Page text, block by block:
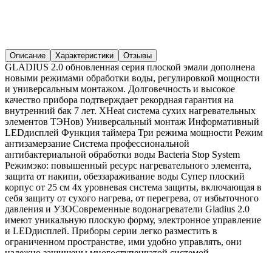
Описание Характеристики Отзывы
GLADIUS 2.0 обновленная серия плоской эмали дополнена
новыми режимами обработки воды, регулировкой мощности
и универсальным монтажом. Долговечность и высокое
качество прибора подтверждает рекордная гарантия на
внутренний бак 7 лет. XHeat система сухих нагревательных
элементов ТЭНов) Универсальный монтаж Информативный
LEDдисплей Функция таймера Три режима мощности Режим
антизамерзание Система профессиональной
антибактериальной обработки воды Bacteria Stop System
Режимэко: повышенный ресурс нагревательного элемента,
защита от накипи, обеззараживание воды Супер плоский
корпус от 25 см 4х уровневая система защиты, включающая в
себя защиту от сухого нагрева, от перегрева, от избыточного
давления и УЗОСовременные водонагреватели Gladius 2.0
имеют уникальную плоскую форму, электронное управление
и LEDдисплей. Приборы серии легко разместить в
ограниченном пространстве, ими удобно управлять, они